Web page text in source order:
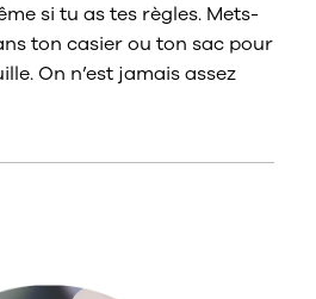
si tu as tes règles. Mets-
ton casier ou ton sac pour
On n’est jamais assez